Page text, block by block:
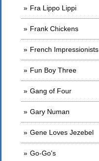
Fra Lippo Lippi
Frank Chickens
French Impressionists
Fun Boy Three
Gang of Four
Gary Numan
Gene Loves Jezebel
Go-Go's